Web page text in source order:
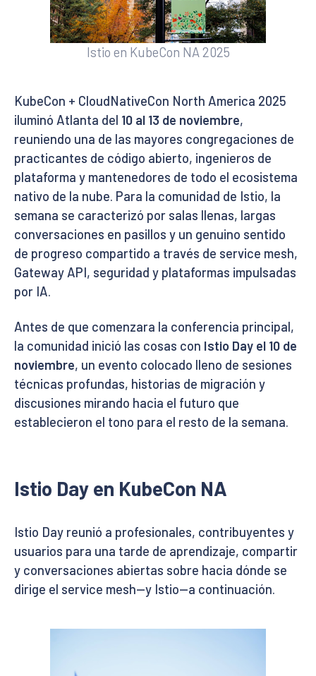
Istio en KubeCon NA 2025
KubeCon + CloudNativeCon North America 2025
iluminó Atlanta del 10 al 13 de noviembre,
reuniendo una de las mayores congregaciones de
practicantes de código abierto, ingenieros de
plataforma y mantenedores de todo el ecosistema
nativo de la nube. Para la comunidad de Istio, la
semana se caracterizó por salas llenas, largas
conversaciones en pasillos y un genuino sentido
de progreso compartido a través de service mesh,
Gateway API, seguridad y plataformas impulsadas
por IA.
Antes de que comenzara la conferencia principal,
la comunidad inició las cosas con Istio Day el 10 de
noviembre, un evento colocado lleno de sesiones
técnicas profundas, historias de migración y
discusiones mirando hacia el futuro que
establecieron el tono para el resto de la semana.
Istio Day en KubeCon NA
Istio Day reunió a profesionales, contribuyentes y
usuarios para una tarde de aprendizaje, compartir
y conversaciones abiertas sobre hacia dónde se
dirige el service mesh—y Istio—a continuación.